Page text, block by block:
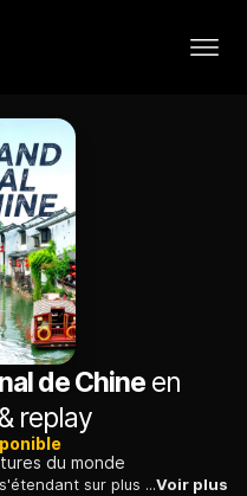
de Chine en
replay
du monde
Construit il y a plus de 1400 ans et s'étendant sur plus de 1700 km, le Grand Canal de Chine est la voie navigable artificielle la plus ancienne du monde.Voir plus